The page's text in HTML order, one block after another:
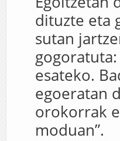
dituzte eta
sutan
esateko.
egoeratan
orokorrak
moduan”.